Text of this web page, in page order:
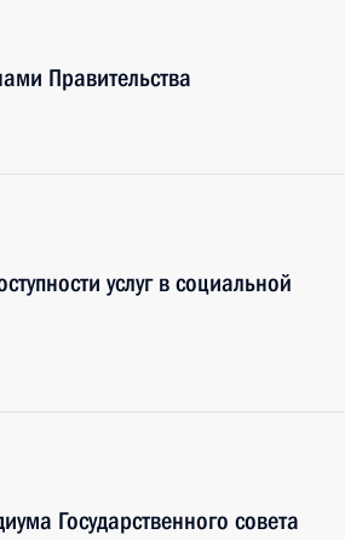
Правительства
услуг в социальной
Государственного совета